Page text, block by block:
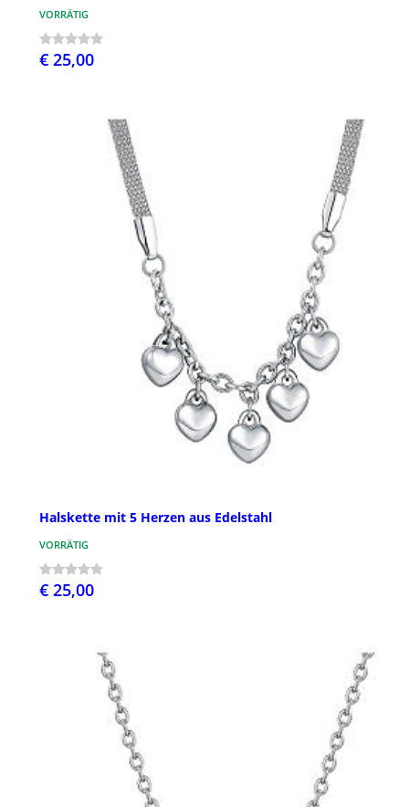
VORRÄTIG
€ 25,00
Halskette mit 5 Herzen aus Edelstahl
VORRÄTIG
€ 25,00